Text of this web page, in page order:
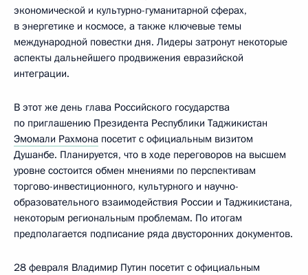
экономической и культурно-гуманитарной сферах,
в энергетике и космосе, а также ключевые темы
международной повестки дня. Лидеры затронут некоторые
аспекты дальнейшего продвижения евразийской
интеграции.
В этот же день глава Российского государства
по приглашению Президента Республики Таджикистан
Эмомали Рахмона посетит с официальным визитом
Душанбе. Планируется, что в ходе переговоров на высшем
уровне состоится обмен мнениями по перспективам
торгово-инвестиционного, культурного и научно-
образовательного взаимодействия России и Таджикистана,
некоторым региональным проблемам. По итогам
предполагается подписание ряда двусторонних документов.
28 февраля Владимир Путин посетит с официальным